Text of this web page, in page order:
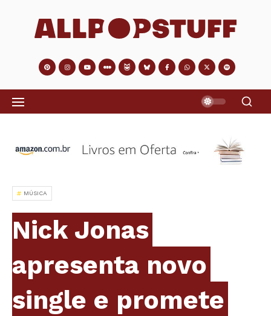
MÚSICA
Nick Jonas
apresenta novo
single e promete